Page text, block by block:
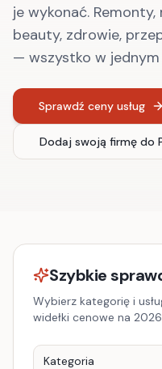
je wykonać.
beauty, zdrowie,
— wszystko w jednym
Sprawdź ceny usług
Dodaj swoją firmę do
Szybkie
Wybierz kategorię i
widełki cenowe na
Kategoria